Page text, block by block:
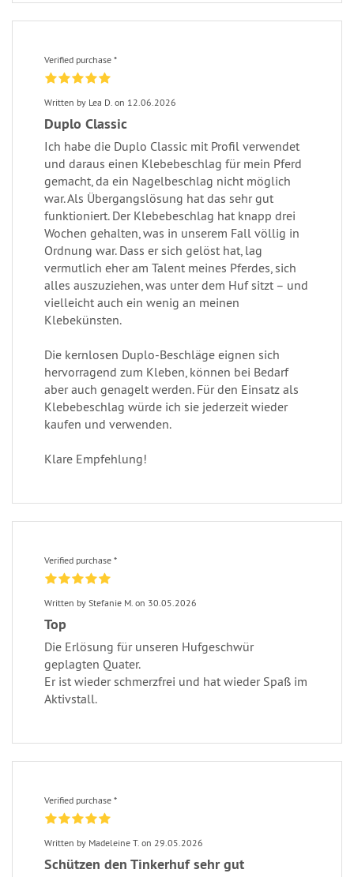
Verified purchase *
Written by Lea D. on 12.06.2026
Duplo Classic
Ich habe die Duplo Classic mit Profil verwendet
und daraus einen Klebebeschlag für mein Pferd
gemacht, da ein Nagelbeschlag nicht möglich
war. Als Übergangslösung hat das sehr gut
funktioniert. Der Klebebeschlag hat knapp drei
Wochen gehalten, was in unserem Fall völlig in
Ordnung war. Dass er sich gelöst hat, lag
vermutlich eher am Talent meines Pferdes, sich
alles auszuziehen, was unter dem Huf sitzt – und
vielleicht auch ein wenig an meinen
Klebekünsten.
Die kernlosen Duplo-Beschläge eignen sich
hervorragend zum Kleben, können bei Bedarf
aber auch genagelt werden. Für den Einsatz als
Klebebeschlag würde ich sie jederzeit wieder
kaufen und verwenden.
Klare Empfehlung!
Verified purchase *
Written by Stefanie M. on 30.05.2026
Top
Die Erlösung für unseren Hufgeschwür
geplagten Quater.
Er ist wieder schmerzfrei und hat wieder Spaß im
Aktivstall.
Verified purchase *
Written by Madeleine T. on 29.05.2026
Schützen den Tinkerhuf sehr gut